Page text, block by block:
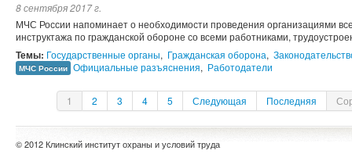
8 сентября 2017 г.
МЧС России напоминает о необходимости проведения организациями
инструктажа по гражданской обороне со всеми работниками,
Темы: Государственные органы, Гражданская оборона,
МЧС России Официальные разъяснения, Работодатели
1 2 3 4 5 Следующая Последняя
© 2012 Клинский институт охраны и условий труда